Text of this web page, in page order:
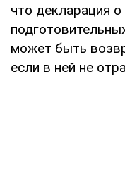
что декларация
может быть
если в ней не